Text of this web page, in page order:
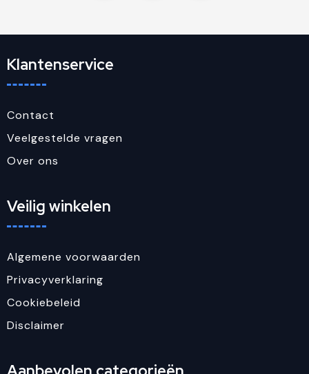
Klantenservice
Contact
Veelgestelde vragen
Over ons
Veilig winkelen
Algemene voorwaarden
Privacyverklaring
Cookiebeleid
Disclaimer